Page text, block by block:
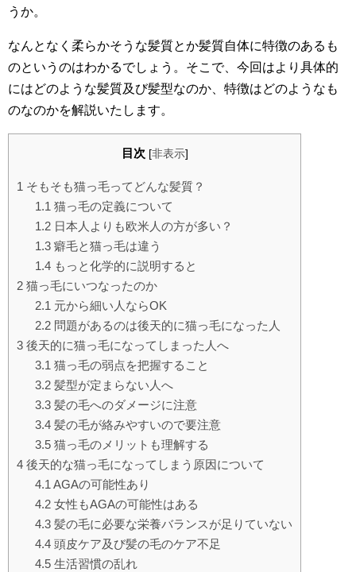
うか。
なんとなく柔らかそうな髪質とか髪質自体に特徴のあるも
のというのはわかるでしょう。そこで、今回はより具体的
にはどのような髪質及び髪型なのか、特徴はどのようなも
のなのかを解説いたします。
目次 [非表示]
1 そもそも猫っ毛ってどんな髪質？
1.1 猫っ毛の定義について
1.2日本人よりも欧米人の方が多い？
1.3癖毛と猫っ毛は違う
1.4もっと化学的に説明すると
2 猫っ毛にいつなったのか
2.1 元から細い人ならOK
2.2問題があるのは後天的に猫っ毛になった人
3 後天的に猫っ毛になってしまった人へ
3.1 猫っ毛の弱点を把握すること
3.2髪型が定まらない人へ
3.3髪の毛へのダメージに注意
3.4髪の毛が絡みやすいので要注意
3.5猫っ毛のメリットも理解する
4 後天的な猫っ毛になってしまう原因について
4.1 AGAの可能性あり
4.2女性もAGAの可能性はある
4.3髪の毛に必要な栄養バランスが足りていない
4.4頭皮ケア及び髪の毛のケア不足
4.5生活習慣の乱れ